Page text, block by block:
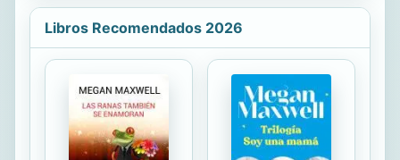
ofrecido una cantidad desorbitada
por recuperar esas fotos. Necesito
ese dinero. Debería ser dinero fácil,
pero la cosa se ha complicado. -No
sé cómo voy a entrar en esa
fraternidad. Savannah pestañea e
inclina el rostro hacia un lado como a
veces hacen los perros. Se...
Libros Recomendados 2026